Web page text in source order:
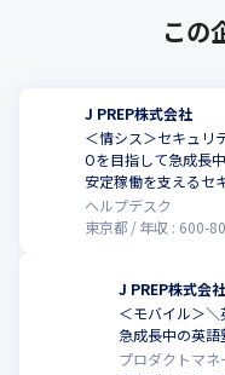
この
J PREP株式会社
＜情シス＞セキュリ
Oを目指して急成長
安定稼働を支えるセ
ヘルプデスク
東京都
年収 : 600-
J PREP株式会社
＜モバイル＞
急成長中の英語
プロダクトマネ